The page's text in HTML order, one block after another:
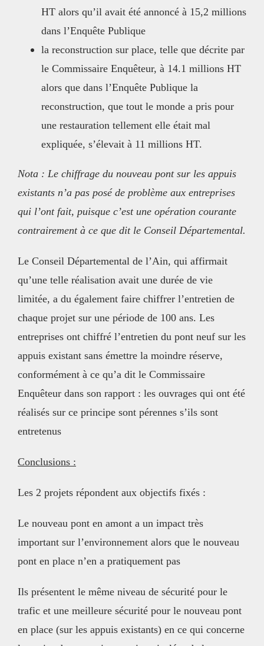
HT alors qu’il avait été annoncé à 15,2 millions
dans l’Enquête Publique
la reconstruction sur place, telle que décrite par
le Commissaire Enquêteur, à 14.1 millions HT
alors que dans l’Enquête Publique la
reconstruction, que tout le monde a pris pour
une restauration tellement elle était mal
expliquée, s’élevait à 11 millions HT.
Nota : Le chiffrage du nouveau pont sur les appuis
existants n’a pas posé de problème aux entreprises
qui l’ont fait, puisque c’est une opération courante
contrairement à ce que dit le Conseil Départemental.
Le Conseil Départemental de l’Ain, qui affirmait
qu’une telle réalisation avait une durée de vie
limitée, a du également faire chiffrer l’entretien de
chaque projet sur une période de 100 ans. Les
entreprises ont chiffré l’entretien du pont neuf sur les
appuis existant sans émettre la moindre réserve,
conformément à ce qu’a dit le Commissaire
Enquêteur dans son rapport : les ouvrages qui ont été
réalisés sur ce principe sont pérennes s’ils sont
entretenus
Conclusions :
Les 2 projets répondent aux objectifs fixés :
Le nouveau pont en amont a un impact très
important sur l’environnement alors que le nouveau
pont en place n’en a pratiquement pas
Ils présentent le même niveau de sécurité pour le
trafic et une meilleure sécurité pour le nouveau pont
en place (sur les appuis existants) en ce qui concerne